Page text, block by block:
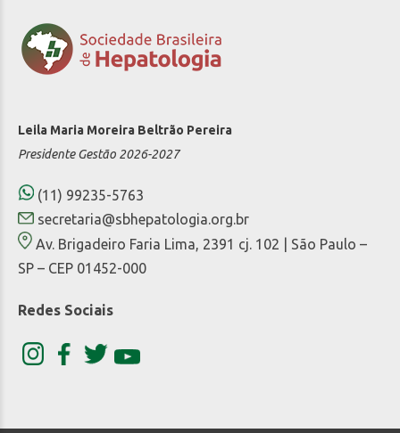
Leila Maria Moreira Beltrão Pereira
Presidente Gestão 2026-2027
(11) 99235-5763
secretaria@sbhepatologia.org.br
Av. Brigadeiro Faria Lima, 2391 cj. 102 | São Paulo –
SP – CEP 01452-000
Redes Sociais